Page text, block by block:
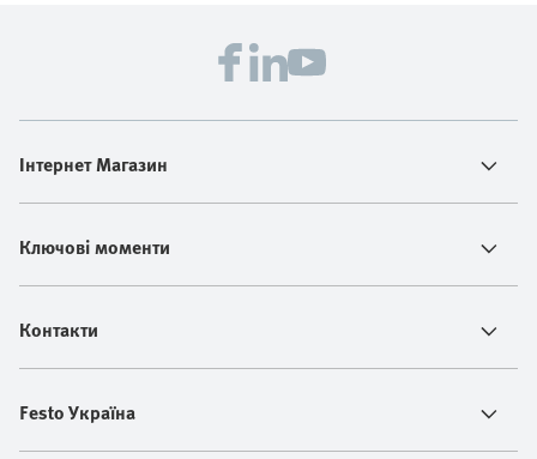
Інтернет Магазин
Ключові моменти
Контакти
Festo Україна